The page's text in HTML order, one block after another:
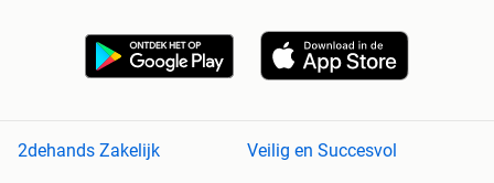
2dehands Zakelijk
Veilig en Succesvol